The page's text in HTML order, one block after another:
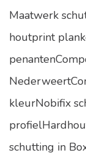
Maatwerk
houtprint
kleurNobifix
schutting in